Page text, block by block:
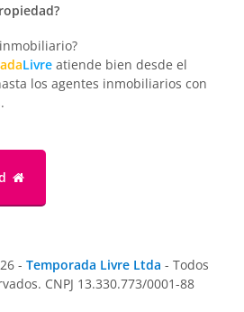
Livre atiende bien desde el
los agentes inmobiliarios con
- Temporada Livre Ltda - Todos
CNPJ 13.330.773/0001-88